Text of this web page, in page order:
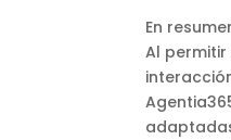
En
Al